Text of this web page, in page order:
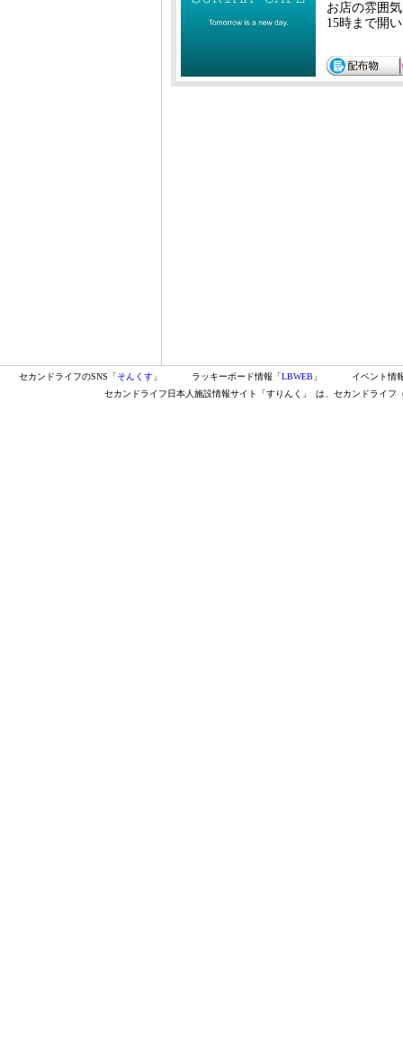
お店の雰囲
15時まで開
セカンドライフのSNS「そんくす 」 ラッキーボード情報「LBWEB 」
イベント情
セカンドライフ日本人施設情報サイト「すりんく」
は、セカンドライフ